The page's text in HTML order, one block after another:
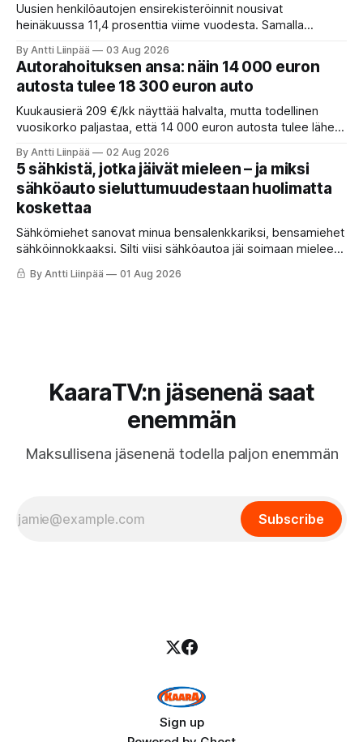
Uusien henkilöautojen ensirekisteröinnit nousivat
heinäkuussa 11,4 prosenttia viime vuodesta. Samalla
alkuvuonna rekisteröidyistä henkilöautoista oli
täyssähköisiä.
By Antti Liinpää 03 Aug 2026
Autorahoituksen ansa: näin 14 000 euron
autosta tulee 18 300 euron auto
Kuukausierä 209 €/kk näyttää halvalta, mutta todellinen
vuosikorko paljastaa, että 14 000 euron autosta tulee lähes
ja säästät tuhansia. Yksi korkokatto-fakta, jonka moni
ymmärtää väärin.
By Antti Liinpää 02 Aug 2026
5 sähkistä, jotka jäivät mieleen – ja miksi
sähköauto sieluttumuudestaan huolimatta
koskettaa
Sähkömiehet sanovat minua bensalenkkariksi, bensamiehet
sähköinnokkaaksi. Silti viisi sähköautoa jäi soimaan mieleen.
hinta oli 32 000 euroa. Ja yksi antoi sen harvinaisimman:
By Antti Liinpää 01 Aug 2026
KaaraTV:n jäsenenä saat
enemmän
Maksullisena jäsenenä todella paljon enemmän
Subscribe
Sign up